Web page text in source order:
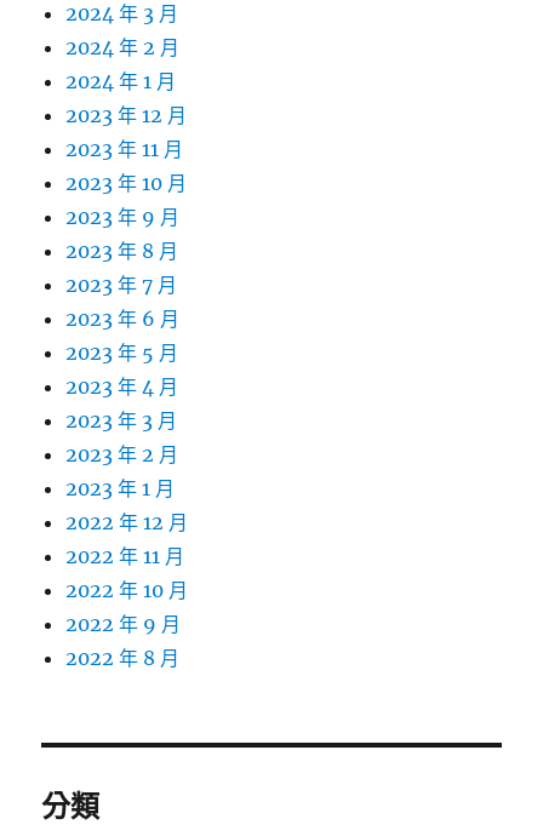
2024 年 3 月
2024 年 2 月
2024 年 1 月
2023 年 12 月
2023 年 11 月
2023 年 10 月
2023 年 9 月
2023 年 8 月
2023 年 7 月
2023 年 6 月
2023 年 5 月
2023 年 4 月
2023 年 3 月
2023 年 2 月
2023 年 1 月
2022 年 12 月
2022 年 11 月
2022 年 10 月
2022 年 9 月
2022 年 8 月
分類